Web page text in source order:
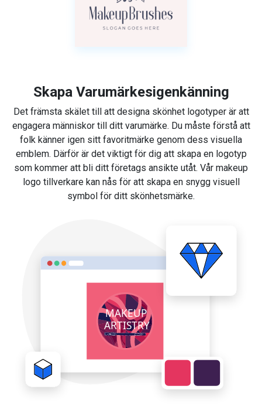
Skapa Varumärkesigenkänning
Det främsta skälet till att designa skönhet logotyper är att
engagera människor till ditt varumärke. Du måste förstå att
folk känner igen sitt favoritmärke genom dess visuella
emblem. Därför är det viktigt för dig att skapa en logotyp
som kommer att bli ditt företags ansikte utåt. Vår makeup
logo tillverkare kan nås för att skapa en snygg visuell
symbol för ditt skönhetsmärke.